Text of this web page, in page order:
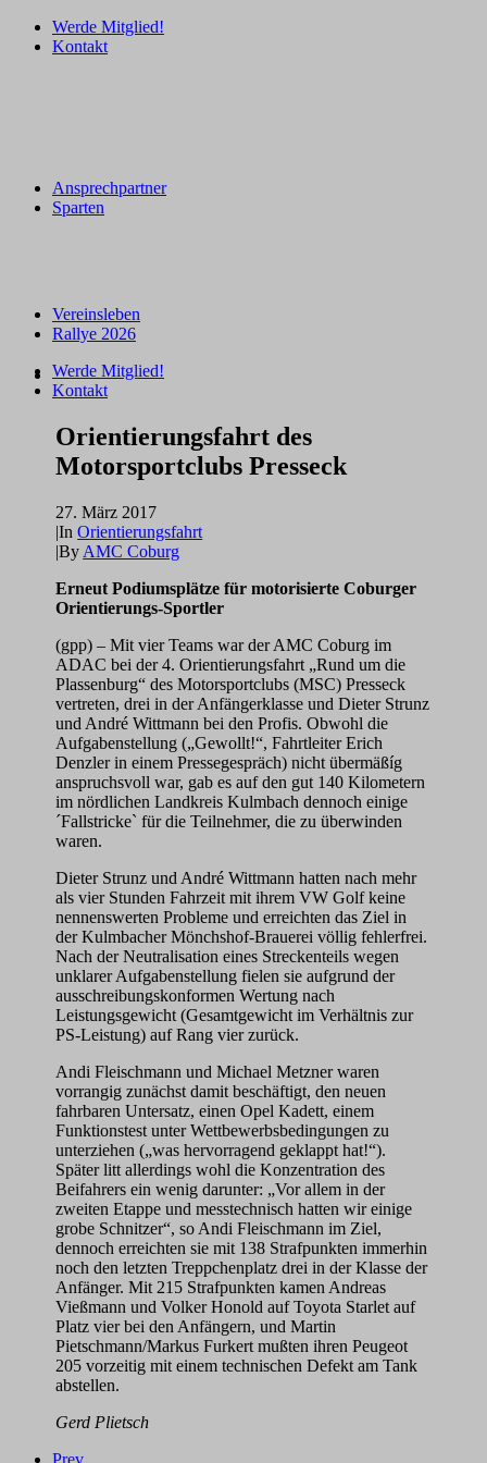
Werde Mitglied!
Kontakt
Ansprechpartner
Sparten
Vereinsleben
Rallye 2026
Werde Mitglied!
Kontakt
Orientierungsfahrt des
Motorsportclubs Presseck
27. März 2017
|InOrientierungsfahrt
|By AMC Coburg
Erneut Podiumsplätze für motorisierte Coburger
Orientierungs-Sportler
(gpp) – Mit vier Teams war der AMC Coburg im
ADAC bei der 4. Orientierungsfahrt „Rund um die
Plassenburg“ des Motorsportclubs (MSC) Presseck
vertreten, drei in der Anfängerklasse und Dieter Strunz
und André Wittmann bei den Profis. Obwohl die
Aufgabenstellung („Gewollt!“, Fahrtleiter Erich
Denzler in einem Pressegespräch) nicht übermäßíg
anspruchsvoll war, gab es auf den gut 140 Kilometern
im nördlichen Landkreis Kulmbach dennoch einige
´Fallstricke` für die Teilnehmer, die zu überwinden
waren.
Dieter Strunz und André Wittmann hatten nach mehr
als vier Stunden Fahrzeit mit ihrem VW Golf keine
nennenswerten Probleme und erreichten das Ziel in
der Kulmbacher Mönchshof-Brauerei völlig fehlerfrei.
Nach der Neutralisation eines Streckenteils wegen
unklarer Aufgabenstellung fielen sie aufgrund der
ausschreibungskonformen Wertung nach
Leistungsgewicht (Gesamtgewicht im Verhältnis zur
PS-Leistung) auf Rang vier zurück.
Andi Fleischmann und Michael Metzner waren
vorrangig zunächst damit beschäftigt, den neuen
fahrbaren Untersatz, einen Opel Kadett, einem
Funktionstest unter Wettbewerbsbedingungen zu
unterziehen („was hervorragend geklappt hat!“).
Später litt allerdings wohl die Konzentration des
Beifahrers ein wenig darunter: „Vor allem in der
zweiten Etappe und messtechnisch hatten wir einige
grobe Schnitzer“, so Andi Fleischmann im Ziel,
dennoch erreichten sie mit 138 Strafpunkten immerhin
noch den letzten Treppchenplatz drei in der Klasse der
Anfänger. Mit 215 Strafpunkten kamen Andreas
Vießmann und Volker Honold auf Toyota Starlet auf
Platz vier bei den Anfängern, und Martin
Pietschmann/Markus Furkert mußten ihren Peugeot
205 vorzeitig mit einem technischen Defekt am Tank
abstellen.
Gerd Plietsch
Prev